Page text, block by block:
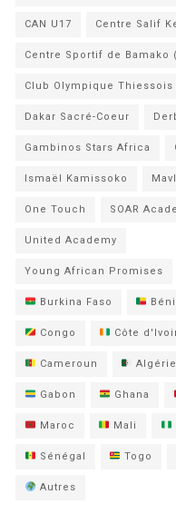
CAN U17 Centre Salif
Centre Sportif de Bamako
Club Olympique Thiessois
Dakar Sacré-Coeur
Gambinos Stars Africa
Ismaël Kamissoko
One Touch SOAR
United Academy
Young African Promises
Burkina Faso
Congo Côte
Cameroun Algérie
Gabon Ghana
Maroc Mali
Sénégal Togo
Autres